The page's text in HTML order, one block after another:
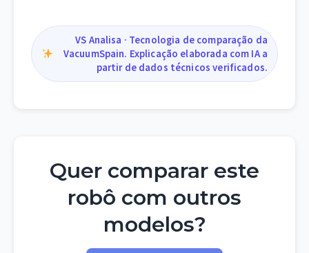
VS Analisa · Tecnologia de comparação da
VacuumSpain. Explicação elaborada com IA a
partir de dados técnicos verificados.
Quer comparar este
robô com outros
modelos?